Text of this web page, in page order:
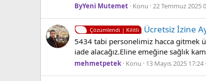
ByYeni Mutemet Konu 22 Temmuz 2025
Çözümlendi | Kilitli Ücretsiz İzine
5434 tabi personelimiz hacca gitmek
iade alacağız.Eline emeğine sağlık
mehmetpetek Konu 13 Mayıs 2025 17:24